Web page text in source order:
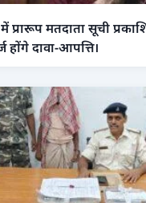
प्रारूप मतदाता सूची
होंगे दावा-आपत्ति।